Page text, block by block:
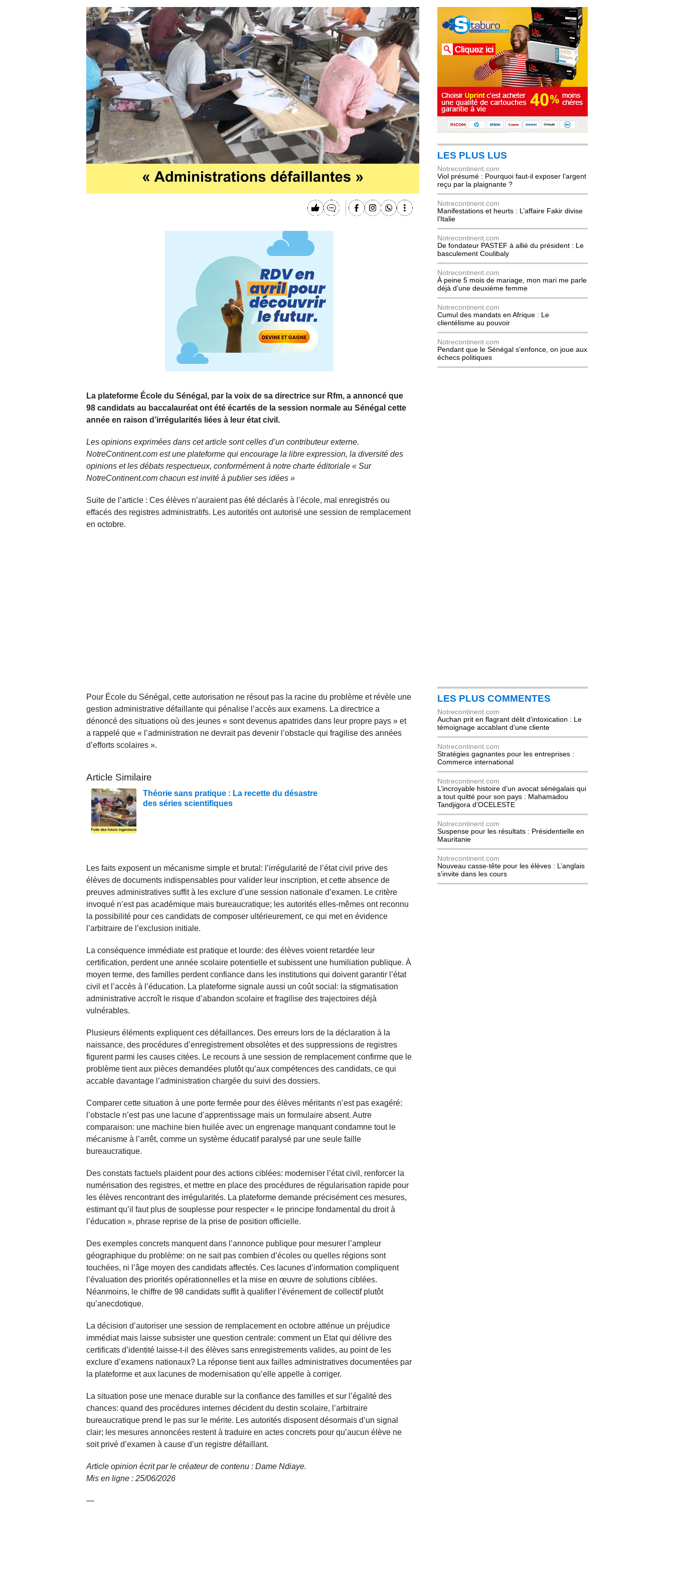
La plateforme École du Sénégal, par la voix de sa directrice sur Rfm, a annoncé que
98 candidats au baccalauréat ont été écartés de la session normale au Sénégal cette
année en raison d’irrégularités liées à leur état civil.
Les opinions exprimées dans cet article sont celles d’un contributeur externe.
NotreContinent.com est une plateforme qui encourage la libre expression, la diversité des
opinions et les débats respectueux, conformément à notre charte éditoriale « Sur
NotreContinent.com chacun est invité à publier ses idées »
Suite de l’article : Ces élèves n’auraient pas été déclarés à l’école, mal enregistrés ou
effacés des registres administratifs. Les autorités ont autorisé une session de remplacement
en octobre.
Pour École du Sénégal, cette autorisation ne résout pas la racine du problème et révèle une
gestion administrative défaillante qui pénalise l’accès aux examens. La directrice a
dénoncé des situations où des jeunes « sont devenus apatrides dans leur propre pays » et
a rappelé que « l’administration ne devrait pas devenir l’obstacle qui fragilise des années
d’efforts scolaires ».
Article Similaire
Théorie sans pratique : La recette du désastre
des séries scientifiques
Les faits exposent un mécanisme simple et brutal: l’irrégularité de l’état civil prive des
élèves de documents indispensables pour valider leur inscription, et cette absence de
preuves administratives suffit à les exclure d’une session nationale d’examen. Le critère
invoqué n’est pas académique mais bureaucratique; les autorités elles-mêmes ont reconnu
la possibilité pour ces candidats de composer ultérieurement, ce qui met en évidence
l’arbitraire de l’exclusion initiale.
La conséquence immédiate est pratique et lourde: des élèves voient retardée leur
certification, perdent une année scolaire potentielle et subissent une humiliation publique. À
moyen terme, des familles perdent confiance dans les institutions qui doivent garantir l’état
civil et l’accès à l’éducation. La plateforme signale aussi un coût social: la stigmatisation
administrative accroît le risque d’abandon scolaire et fragilise des trajectoires déjà
vulnérables.
Plusieurs éléments expliquent ces défaillances. Des erreurs lors de la déclaration à la
naissance, des procédures d’enregistrement obsolètes et des suppressions de registres
figurent parmi les causes citées. Le recours à une session de remplacement confirme que le
problème tient aux pièces demandées plutôt qu’aux compétences des candidats, ce qui
accable davantage l’administration chargée du suivi des dossiers.
Comparer cette situation à une porte fermée pour des élèves méritants n’est pas exagéré:
l’obstacle n’est pas une lacune d’apprentissage mais un formulaire absent. Autre
comparaison: une machine bien huilée avec un engrenage manquant condamne tout le
mécanisme à l’arrêt, comme un système éducatif paralysé par une seule faille
bureaucratique.
Des constats factuels plaident pour des actions ciblées: moderniser l’état civil, renforcer la
numérisation des registres, et mettre en place des procédures de régularisation rapide pour
les élèves rencontrant des irrégularités. La plateforme demande précisément ces mesures,
estimant qu’il faut plus de souplesse pour respecter « le principe fondamental du droit à
l’éducation », phrase reprise de la prise de position officielle.
Des exemples concrets manquent dans l’annonce publique pour mesurer l’ampleur
géographique du problème: on ne sait pas combien d’écoles ou quelles régions sont
touchées, ni l’âge moyen des candidats affectés. Ces lacunes d’information compliquent
l’évaluation des priorités opérationnelles et la mise en œuvre de solutions ciblées.
Néanmoins, le chiffre de 98 candidats suffit à qualifier l’événement de collectif plutôt
qu’anecdotique.
La décision d’autoriser une session de remplacement en octobre atténue un préjudice
immédiat mais laisse subsister une question centrale: comment un Etat qui délivre des
certificats d’identité laisse-t-il des élèves sans enregistrements valides, au point de les
exclure d’examens nationaux? La réponse tient aux failles administratives documentées par
la plateforme et aux lacunes de modernisation qu’elle appelle à corriger.
La situation pose une menace durable sur la confiance des familles et sur l’égalité des
chances: quand des procédures internes décident du destin scolaire, l’arbitraire
bureaucratique prend le pas sur le mérite. Les autorités disposent désormais d’un signal
clair; les mesures annoncées restent à traduire en actes concrets pour qu’aucun élève ne
soit privé d’examen à cause d’un registre défaillant.
Article opinion écrit par le créateur de contenu : Dame Ndiaye.
Mis en ligne : 25/06/2026
—
LES PLUS LUS
Notrecontinent.com
Viol présumé : Pourquoi faut-il exposer l’argent
reçu par la plaignante ?
Notrecontinent.com
Manifestations et heurts : L’affaire Fakir divise
l’Italie
Notrecontinent.com
De fondateur PASTEF à allié du président : Le
basculement Coulibaly
Notrecontinent.com
À peine 5 mois de mariage, mon mari me parle
déjà d’une deuxième femme
Notrecontinent.com
Cumul des mandats en Afrique : Le
clientélisme au pouvoir
Notrecontinent.com
Pendant que le Sénégal s’enfonce, on joue aux
échecs politiques
LES PLUS COMMENTES
Notrecontinent.com
Auchan prit en flagrant délit d’intoxication : Le
témoignage accablant d’une cliente
Notrecontinent.com
Stratégies gagnantes pour les entreprises :
Commerce international
Notrecontinent.com
L’incroyable histoire d’un avocat sénégalais qui
a tout quitté pour son pays : Mahamadou
Tandjigora d’OCELESTE
Notrecontinent.com
Suspense pour les résultats : Présidentielle en
Mauritanie
Notrecontinent.com
Nouveau casse-tête pour les élèves : L’anglais
s’invite dans les cours